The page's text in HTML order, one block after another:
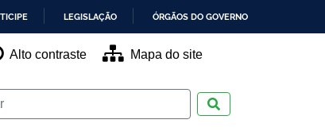
LEGISLAÇÃO ÓRGÃOS DO GOVERNO
Alto contraste Mapa do site